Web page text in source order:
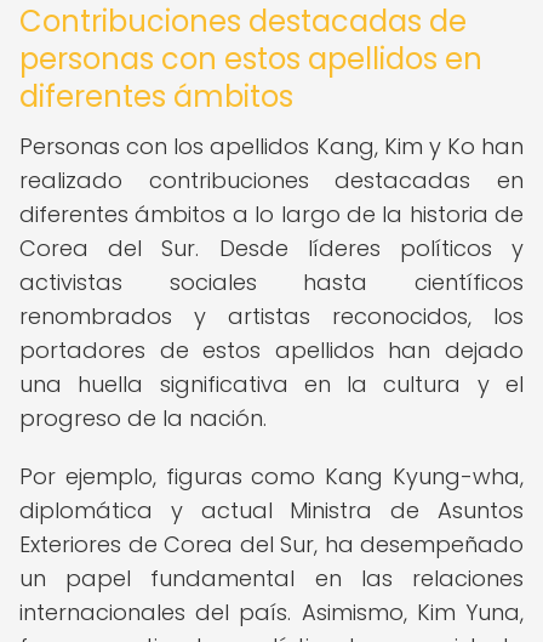
Contribuciones destacadas de
personas con estos apellidos en
diferentes ámbitos
Personas con los apellidos Kang, Kim y Ko han
realizado contribuciones destacadas en
diferentes ámbitos a lo largo de la historia de
Corea del Sur. Desde líderes políticos y
activistas sociales hasta científicos
renombrados y artistas reconocidos, los
portadores de estos apellidos han dejado
una huella significativa en la cultura y el
progreso de la nación.
Por ejemplo, figuras como Kang Kyung-wha,
diplomática y actual Ministra de Asuntos
Exteriores de Corea del Sur, ha desempeñado
un papel fundamental en las relaciones
internacionales del país. Asimismo, Kim Yuna,